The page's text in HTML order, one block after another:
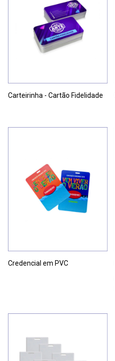
Carteirinha - Cartão Fidelidade
Credencial em PVC